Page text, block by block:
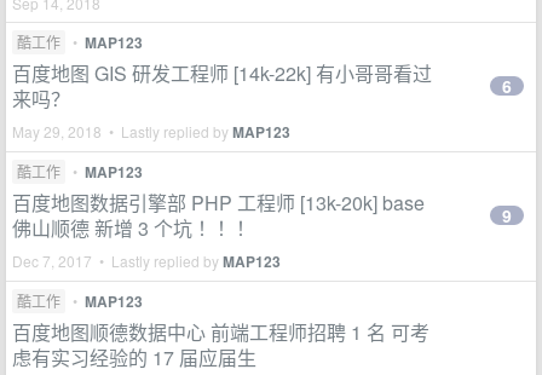
酷工作
• MAP123
百度地图 GIS 研发工程师 [14k-22k] 有小哥哥看过
来吗？
May 29, 2018 • Lastly replied byMAP123
6
酷工作 • MAP123
百度地图数据引擎部 PHP 工程师 [13k-20k] base
佛山顺德 新增 3 个坑 ！！！
Dec 7, 2017 • Lastly replied byMAP123
9
酷工作 • MAP123
百度地图顺德数据中心 前端工程师招聘 1 名 可考
虑有实习经验的 17 届应届生